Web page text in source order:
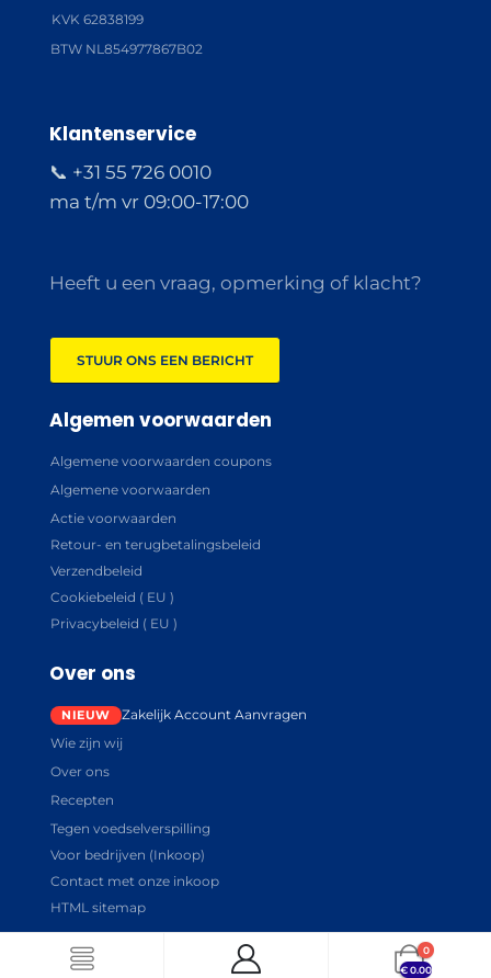
KVK 62838199
BTW NL854977867B02
Klantenservice
📞 +31 55 726 0010
ma t/m vr 09:00-17:00
Heeft u een vraag, opmerking of klacht?
STUUR ONS EEN BERICHT
Algemen voorwaarden
Algemene voorwaarden coupons
Algemene voorwaarden
Actie voorwaarden
Retour- en terugbetalingsbeleid
Verzendbeleid
Cookiebeleid ( EU )
Privacybeleid ( EU )
Over ons
Zakelijk Account Aanvragen
Wie zijn wij
Over ons
Recepten
Tegen voedselverspilling
Voor bedrijven (Inkoop)
Contact met onze inkoop
HTML sitemap
0
€0.00